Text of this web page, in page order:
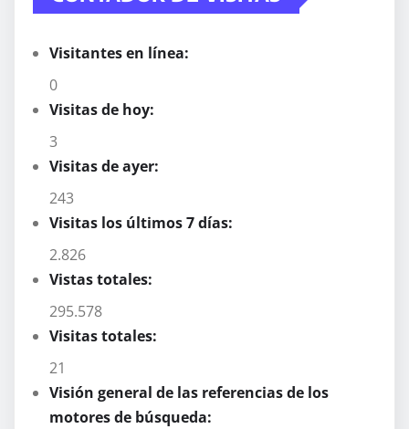
Visitantes en línea:
0
Visitas de hoy:
3
Visitas de ayer:
243
Visitas los últimos 7 días:
2.826
Vistas totales:
295.578
Visitas totales:
21
Visión general de las referencias de los
motores de búsqueda: